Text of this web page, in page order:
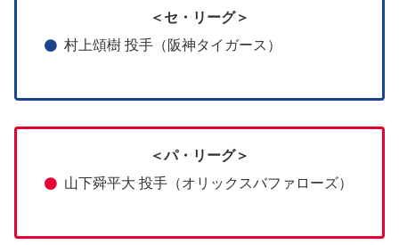
＜セ・リーグ＞
村上頌樹 投手（阪神タイガース）
＜パ・リーグ＞
山下舜平大 投手（オリックスバファローズ）